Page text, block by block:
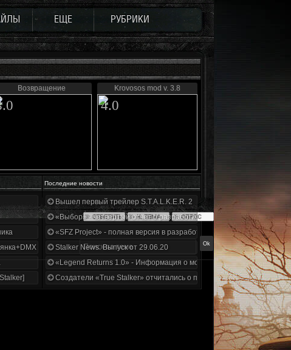
ЕЩЕ РУБРИКИ
Возвращение Krovosos mod v. 3.8
4.0
Последние новости
1.3.5.ООП.МА.К.
Вышел первый трейлер S.T.A.L.K.E.R. 2
«Выбор» - четвертый отчет о разработке!
«SFZ Project» - полная версия в разработке!
Stalker News. Выпуск от 29.06.20
«Legend Returns 1.0» - Информация о моде за июнь 2020
Создатели «True Stalker» отчитались о проделанной работе